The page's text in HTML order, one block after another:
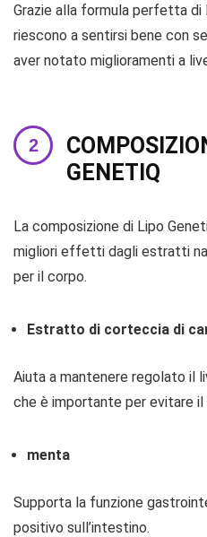
Grazie alla formula perfetta di
riescono a sentirsi bene con
aver notato miglioramenti a
GENETIQ
La composizione di Lipo
migliori effetti dagli estratti
per il corpo.
Estratto di corteccia di
Aiuta a mantenere regolato il
che è importante per evitare
menta
Supporta la funzione
positivo sull’intestino.